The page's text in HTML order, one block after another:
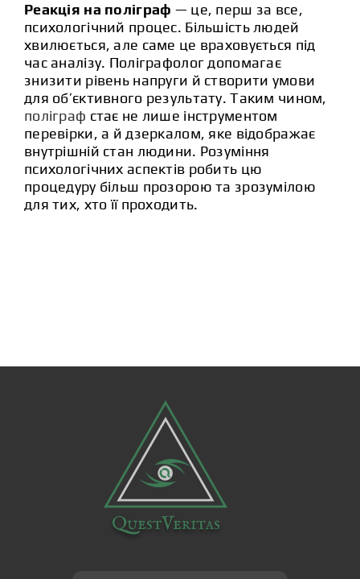
Реакція на поліграф — це, перш за все,
психологічний процес. Більшість людей
хвилюється, але саме це враховується під
час аналізу. Поліграфолог допомагає
знизити рівень напруги й створити умови
для об’єктивного результату. Таким чином,
поліграф стає не лише інструментом
перевірки, а й дзеркалом, яке відображає
внутрішній стан людини. Розуміння
психологічних аспектів робить цю
процедуру більш прозорою та зрозумілою
для тих, хто її проходить.